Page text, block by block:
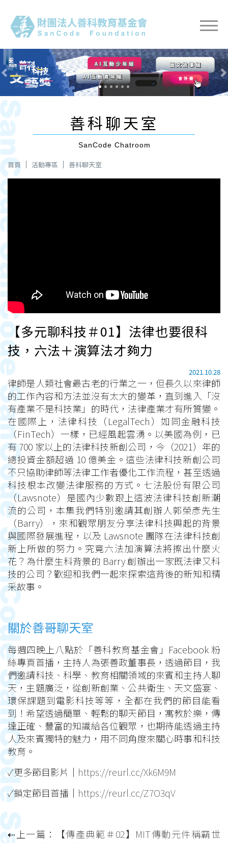
Previous Next
善科聊天室
SanCode Chatroom
首頁 活動專區 善科聊天室
【多元聊科技＃01】法律也要很科
技，六法＋演算法才夠力
2021.10.28
律師是人類社會最古老的行業之一，但長久以來律師
的工作內容和方法並沒有太大的變革，直到進入「沒
有產業不是科技業」的時代，法律產業才有所質變。
在國際上，法律科技（LegalTech）如同金融科技
（FinTech）一樣，已經風起雲湧。以美國為例，已
有 700 家以上的法律科技新創公司，今（2021）年的
總投資金額超過 10 億美金。這些法律科技新創公司
不只協助律師等法律工作者優化工作流程，甚至透過
科技根本改變法律服務的方式。七法股份有限公司
（Lawsnote）是國內少數跟上這波法律科技創新潮
流的公司，本集我們特別邀請其創辦人郭榮彥先生
（Barry），來和觀眾朋友分享法律科技興起的背景
與國際發展進程，以及 Lawsnote 團隊在法律科技創
新上所做的努力。究竟六法加演算法將擦出什麼火
花？為什麼生科背景的 Barry 創辦出一家既法律又科
技的公司？歡迎和我們一起來探索這背後的新知和精
采故事。
關於善哥聊天室
每週四晚上八點於「善科教育基金會」Facebook 粉
絲專頁首播，主持人為張善政董事長，透過節目，我
們邀請科技、科學、教育相關領域的來賓和主持人聊
天，主題廣泛，從創新創業、公共衛生、天文盛宴、
環保課題到電影科技等等，全都在我們的節目能看
到！希望透過簡單、輕鬆的聊天節目，寓教於樂，傳
達正確、豐富的知識給各位觀眾，也期待能透過主持
人及來賓獨特的魅力，用不同角度來關心時事和科技
教育。
✓更多節目影片｜ https://reurl.cc/Xk6M9M
✓鎖定節目首播｜ https://reurl.cc/Z7O3qV
⇠上一篇：
【傳產典範＃02】MIT傳動元件稱霸世